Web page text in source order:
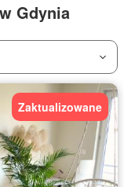
Gdynia
Zaktualizowane